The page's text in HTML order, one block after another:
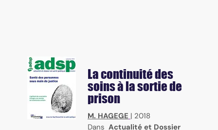
La continuité des
soins à la sortie de
prison
M. HAGEGE | 2018
Dans Actualité et Dossier